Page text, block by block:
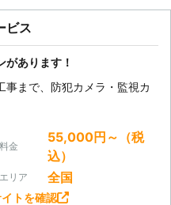
ビス
があります！
まで、防犯カメラ・監視カ
金
55,000円～（税
込）
リア 全国
トを確認